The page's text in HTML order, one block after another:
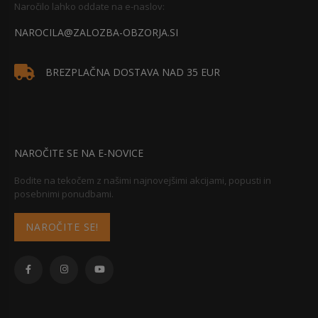
Naročilo lahko oddate na e-naslov:
NAROCILA@ZALOZBA-OBZORJA.SI
BREZPLAČNA DOSTAVA NAD 35 EUR
NAROČITE SE NA E-NOVICE
Bodite na tekočem z našimi najnovejšimi akcijami, popusti in
posebnimi ponudbami.
NAROČITE SE!